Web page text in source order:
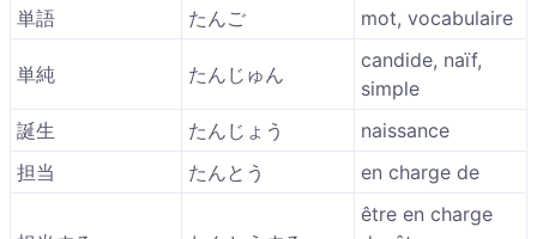
単語
たんご mot, vocabulaire
単純 たんじゅん
candide, naïf,
simple
誕生
たんじょう
naissance
担当
たんとう en charge de
être en charge